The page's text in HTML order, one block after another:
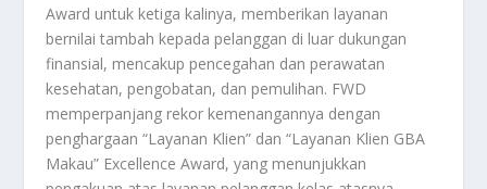
Award untuk ketiga kalinya, memberikan layanan
bernilai tambah kepada pelanggan di luar dukungan
finansial, mencakup pencegahan dan perawatan
kesehatan, pengobatan, dan pemulihan. FWD
memperpanjang rekor kemenangannya dengan
penghargaan “Layanan Klien” dan “Layanan Klien GBA
Makau” Excellence Award, yang menunjukkan